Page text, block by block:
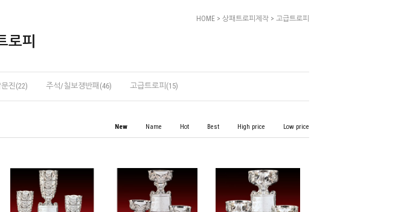
HOME > 상패트로피제작 > 고급트로피
로피
진(22) 주석/칠보쟁반패(46) 고급트로피(15)
New Name Hot Best High price Low price